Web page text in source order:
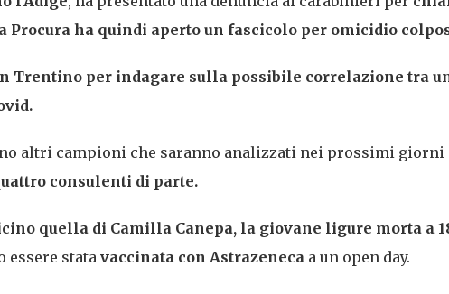
Procura ha quindi aperto un fascicolo per omicidio
Trentino per indagare sulla possibile correlazione tra
altri campioni che saranno analizzati nei prossimi giorni
consulenti di parte.
quella di Camilla Canepa, la giovane ligure morta a
essere statavaccinata con Astrazeneca a un open day.